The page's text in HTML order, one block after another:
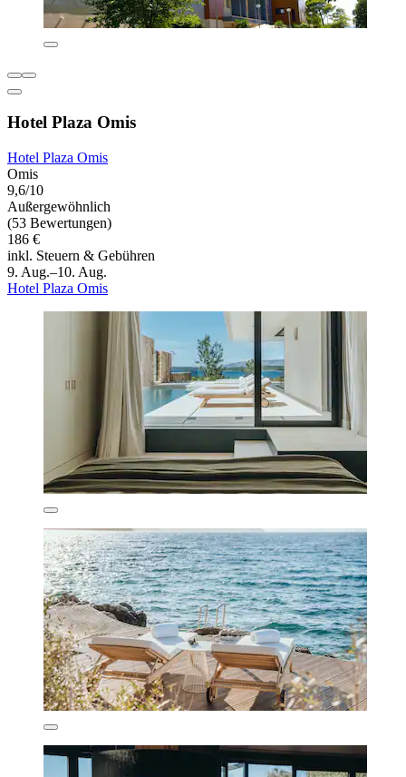
Hotel Plaza Omis
Hotel Plaza Omis
Omis
9,6/10
Außergewöhnlich
(53 Bewertungen)
186 €
inkl. Steuern & Gebühren
9. Aug.–10. Aug.
Hotel Plaza Omis